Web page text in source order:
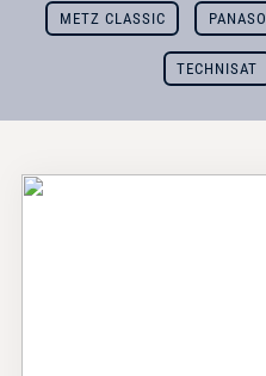
METZ CLASSIC
TECHNISAT